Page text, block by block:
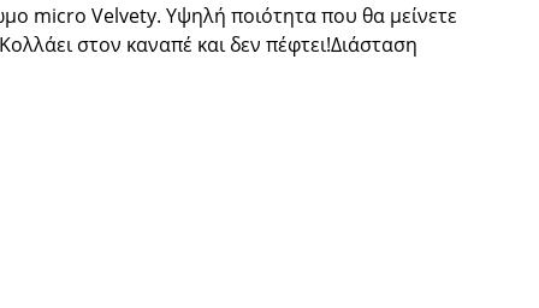
micro Velvety. Υψηλή ποιότητα που θα μείνετε
στον καναπέ και δεν πέφτει!Διάσταση